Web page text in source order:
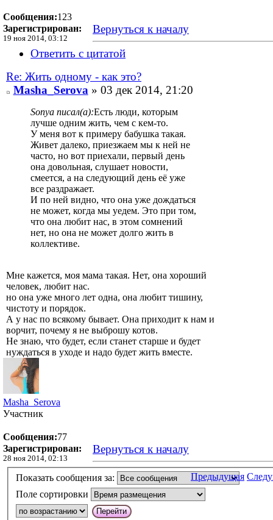
Сообщения:123
Зарегистрирован:
19 ноя 2014, 03:12
Вернуться к началу
Ответить с цитатой
Re: Жить одному - как это?
Masha_Serova » 03 дек 2014, 21:20
Sonya писал(а):Есть люди, которым
лучше одним жить, чем с кем-то.
У меня вот к примеру бабушка такая.
Живет далеко, приезжаем мы к ней не
часто, но вот приехали, первый день
она довольная, слушает новости,
смеется, а на следующий день её уже
все раздражает.
И по ней видно, что она уже дождаться
не может, когда мы уедем. Это при том,
что она любит нас, в этом сомнений
нет, но она не может долго жить в
коллективе.
Мне кажется, моя мама такая. Нет, она хороший
человек, любит нас.
но она уже много лет одна, она любит тишину,
чистоту и порядок.
А у нас по всякому бывает. Она приходит к нам и
ворчит, почему я не выброшу котов.
Не знаю, что будет, если станет старше и будет
нуждаться в уходе и надо будет жить вместе.
Masha_Serova
Участник
Сообщения:77
Зарегистрирован:
28 ноя 2014, 02:13
Вернуться к началу
Предыдущая
Показать сообщения за:
Поле сортировки